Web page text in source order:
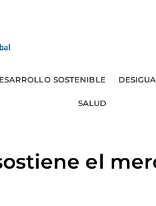
SOSTENIBLE
SALUD
el